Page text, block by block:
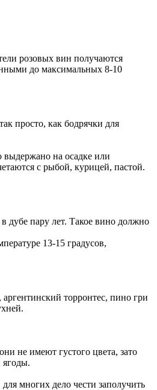
розовых вин получаются
до максимальных 8-10
просто, как бодрячки для
на осадке или
с рыбой, курицей, пастой.
дубе пару лет. Такое вино должно
13-15 градусов,
торронтес, пино гри
не имеют густого цвета, зато
ягоды.
многих дело чести заполучить